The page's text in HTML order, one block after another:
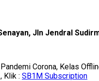
Jln Jendral
Corona, Kelas
Klik : SB1M Subscription